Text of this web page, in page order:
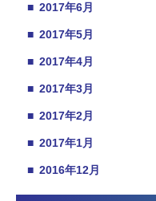
■ 2017年6月
■ 2017年5月
■ 2017年4月
■ 2017年3月
■ 2017年2月
■ 2017年1月
■ 2016年12月